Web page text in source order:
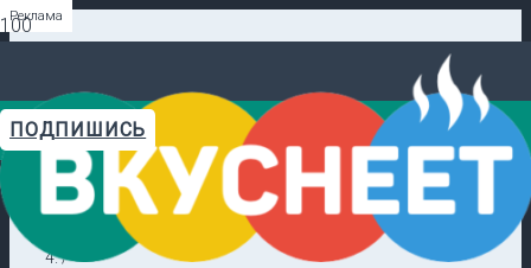
ПОДПИШИСЬ
Видеорецепты в ТГ →
Главная
/
Кулинарные секреты
/
Реклама
Реклама
Реклама
Реклама
Реклама
Реклама